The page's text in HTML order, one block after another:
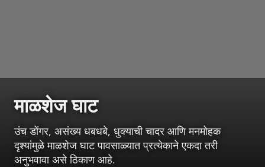
माळशेज घाट
उंच डोंगर, असंख्य धबधबे, धुक्याची चादर आणि मनमोहक
दृश्यांमुळे माळशेज घाट पावसाळ्यात प्रत्येकाने एकदा तरी
अनुभवावा असे ठिकाण आहे.